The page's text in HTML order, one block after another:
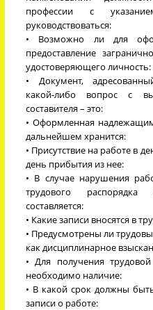
профессии с
руководствоваться:
• Возможно ли для
предоставление
удостоверяющего личность:
• Документ,
какой-либо вопрос с
составителя – это:
• Оформленная
дальнейшем хранится:
• Присутствие на работе в
день прибытия из нее:
• В случае нарушения
трудового
составляется:
• Какие записи вносятся в
• Предусмотрены ли
как дисциплинарное
• Для получения
необходимо наличие:
• В какой срок должны
записи о работе: